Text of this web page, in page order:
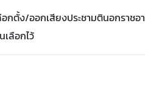
กตั้ง/ออกเสียงประชามตินอกราช
ลือกไว้